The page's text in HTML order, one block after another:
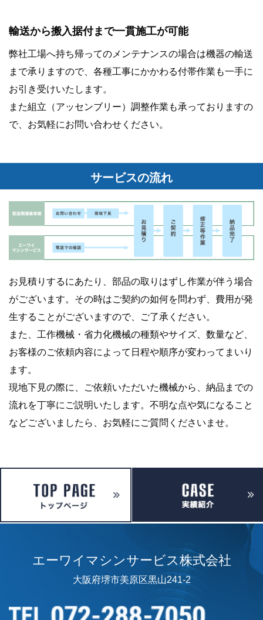
輸送から搬入据付まで一貫施工が可能
弊社工場へ持ち帰ってのメンテナンスの場合は機器の輸送
まで承りますので、各種工事にかかわる付帯作業も一手に
お引き受けいたします。
また組立（アッセンブリー）調整作業も承っておりますの
で、お気軽にお問い合わせください。
サービスの流れ
お見積りするにあたり、部品の取りはずし作業が伴う場合
がございます。その時はご契約の如何を問わず、費用が発
生することがございますので、ご了承ください。
また、工作機械・省力化機械の種類やサイズ、数量など、
お客様のご依頼内容によって日程や順序が変わってまいり
ます。
現地下見の際に、ご依頼いただいた機械から、納品までの
流れを丁寧にご説明いたします。不明な点や気になること
などございましたら、お気軽にご質問くださいませ。
エーワイマシンサービス株式会社
大阪府堺市美原区黒山241-2